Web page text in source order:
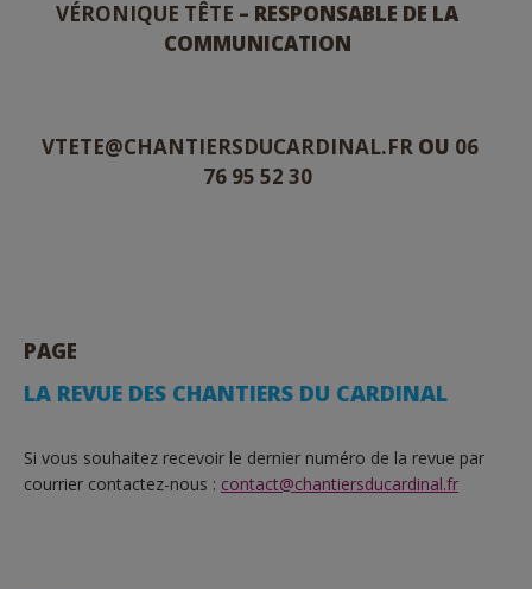
VÉRONIQUE TÊTE – RESPONSABLE DE LA
COMMUNICATION
VTETE@CHANTIERSDUCARDINAL.FR OU 06
76 95 52 30
PAGE
LA REVUE DES CHANTIERS DU CARDINAL
Si vous souhaitez recevoir le dernier numéro de la revue par
courrier contactez-nous : contact@chantiersducardinal.fr